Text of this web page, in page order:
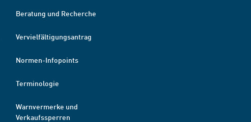
Beratung und Recherche
Vervielfältigungsantrag
Normen-Infopoints
Terminologie
Warnvermerke und
Verkaufssperren